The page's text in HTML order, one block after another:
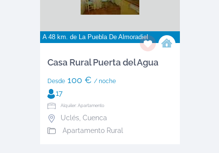
A 48 km. de La Puebla De Almoradiel
Casa Rural Puerta del Agua
Desde100 € / noche
17
Alquiler: Apartamento
Uclés, Cuenca
Apartamento Rural